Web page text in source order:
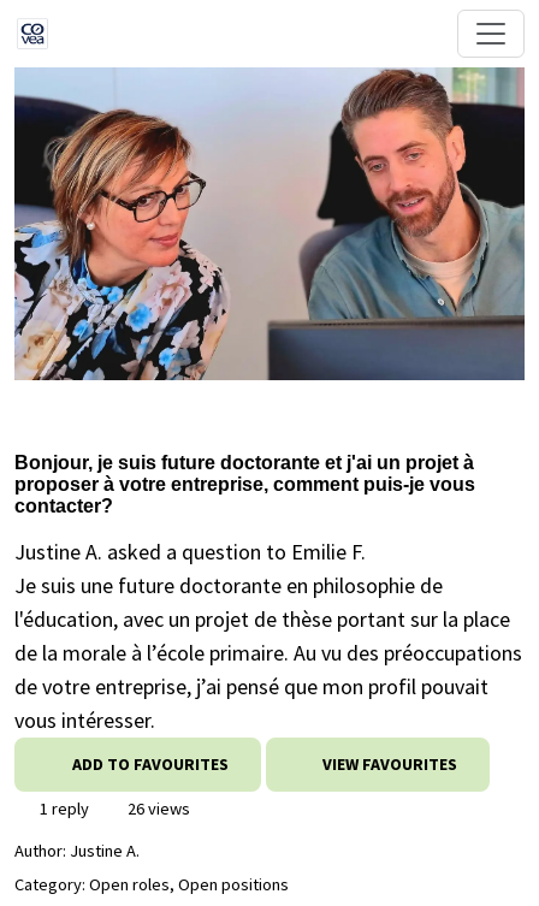
Bonjour, je suis future doctorante et j'ai un projet à
proposer à votre entreprise, comment puis-je vous
contacter?
Justine A. asked a question to Emilie F.
Je suis une future doctorante en philosophie de
l'éducation, avec un projet de thèse portant sur la place
de la morale à l’école primaire. Au vu des préoccupations
de votre entreprise, j’ai pensé que mon profil pouvait
vous intéresser.
ADD TO FAVOURITES VIEW FAVOURITES
1 reply
26 views
Author: Justine A.
Category: Open roles, Open positions